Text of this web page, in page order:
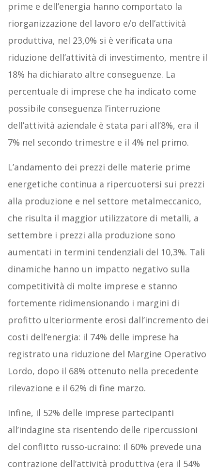
prime e dell’energia hanno comportato la
riorganizzazione del lavoro e/o dell’attività
produttiva, nel 23,0% si è verificata una
riduzione dell’attività di investimento, mentre il
18% ha dichiarato altre conseguenze. La
percentuale di imprese che ha indicato come
possibile conseguenza l’interruzione
dell’attività aziendale è stata pari all’8%, era il
7% nel secondo trimestre e il 4% nel primo.
L’andamento dei prezzi delle materie prime
energetiche continua a ripercuotersi sui prezzi
alla produzione e nel settore metalmeccanico,
che risulta il maggior utilizzatore di metalli, a
settembre i prezzi alla produzione sono
aumentati in termini tendenziali del 10,3%. Tali
dinamiche hanno un impatto negativo sulla
competitività di molte imprese e stanno
fortemente ridimensionando i margini di
profitto ulteriormente erosi dall’incremento dei
costi dell’energia: il 74% delle imprese ha
registrato una riduzione del Margine Operativo
Lordo, dopo il 68% ottenuto nella precedente
rilevazione e il 62% di fine marzo.
Infine, il 52% delle imprese partecipanti
all’indagine sta risentendo delle ripercussioni
del conflitto russo-ucraino: il 60% prevede una
contrazione dell’attività produttiva (era il 54%